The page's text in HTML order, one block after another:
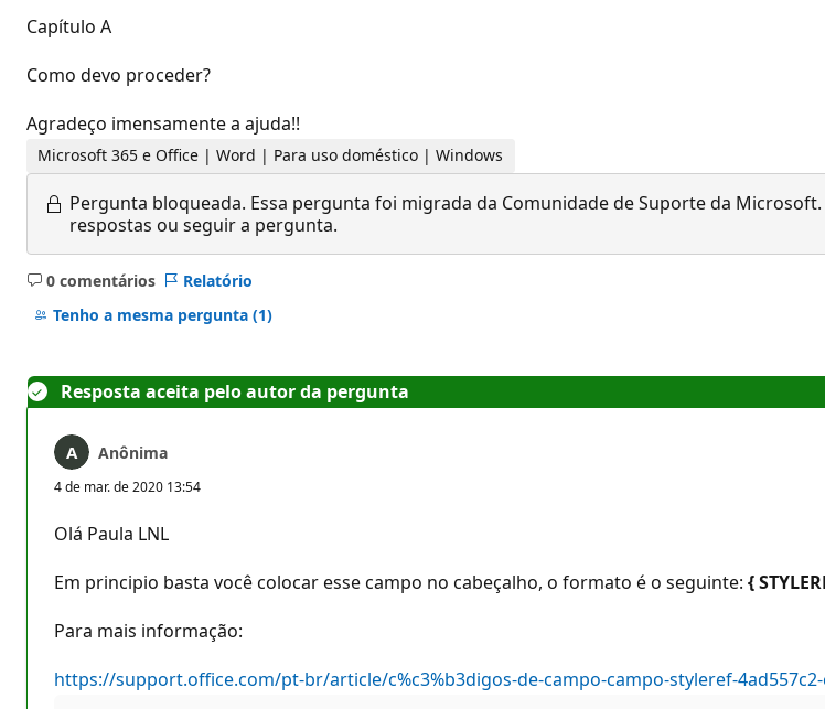
Capítulo A
Como devo proceder?
Agradeço imensamente a ajuda!!
Microsoft 365 e Office | Word | Para uso doméstico | Windows
Pergunta bloqueada. Essa pergunta foi migrada da Comunidade de Suporte da
respostas ou seguir a pergunta.
0 comentários
Sem
comentários
Relatório
Tenho a mesma pergunta (1)
Resposta aceita pelo autor da pergunta
Anônima
4 de mar. de 2020 13:54
Olá Paula LNL
Em principio basta você colocar esse campo no cabeçalho, o formato é o seguinte: {
Para mais informação:
https://support.office.com/pt-br/article/c%c3%b3digos-de-campo-campo-styleref-4ad557c2-